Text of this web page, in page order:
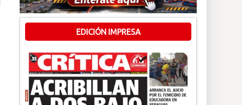
EDICIÓN IMPRESA